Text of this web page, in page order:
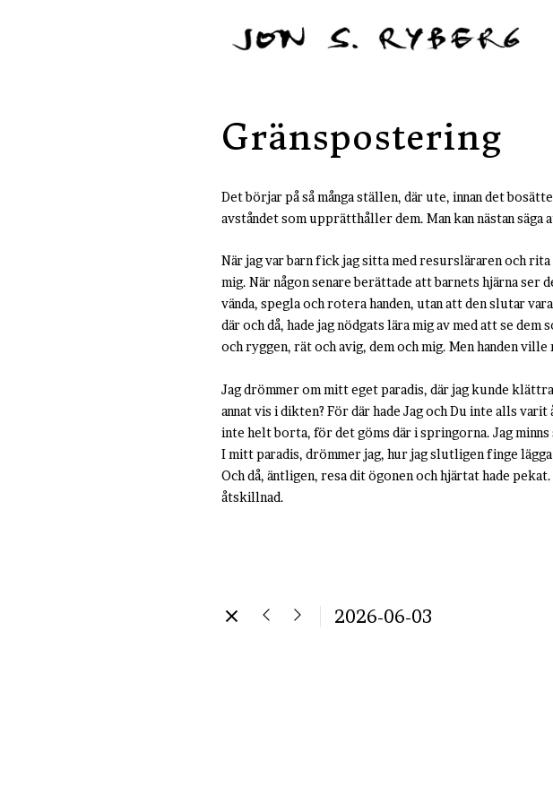
Gränspostering
Det börjar på så många ställen, där ute, innan det
avståndet som upprätthåller dem. Man kan nästan säga
När jag var barn fick jag sitta med resursläraren och
mig. När någon senare berättade att barnets hjärna ser
vända, spegla och rotera handen, utan att den slutar
där och då, hade jag nödgats lära mig av med att se
och ryggen, rät och avig, dem och mig. Men handen
Jag drömmer om mitt eget paradis, där jag kunde
annat vis i dikten? För där hade Jag och Du inte alls
inte helt borta, för det göms där i springorna. Jag
I mitt paradis, drömmer jag, hur jag slutligen finge
Och då, äntligen, resa dit ögonen och hjärtat hade
åtskillnad.
2026-06-03